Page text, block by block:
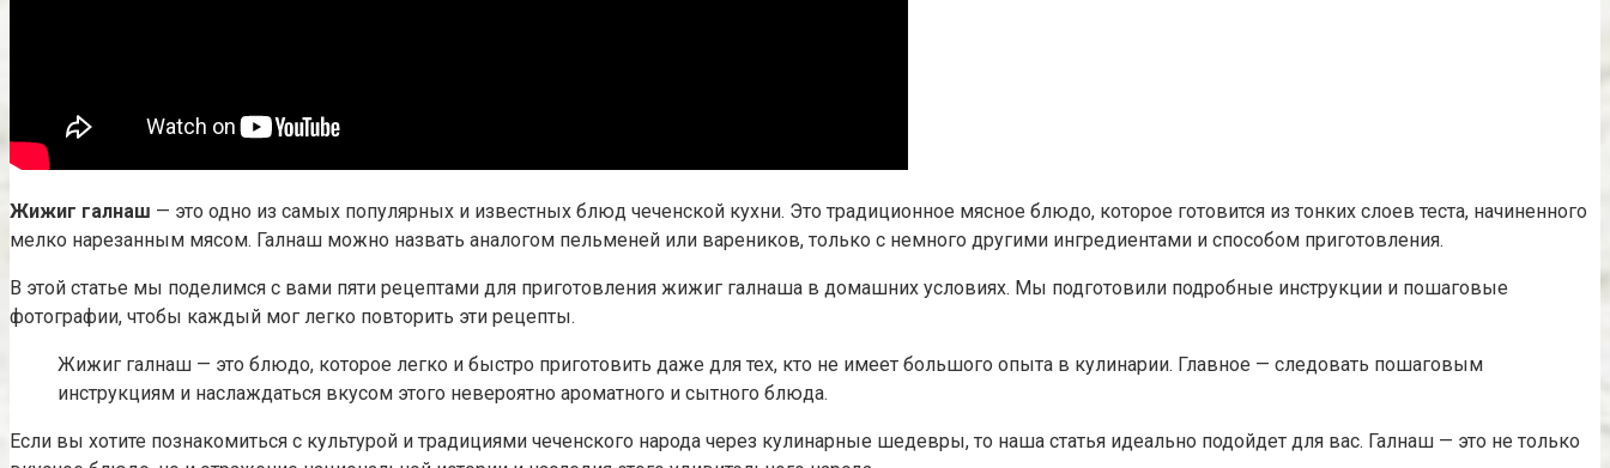
Жижиг галнаш — это одно из самых популярных и известных блюд чеченской кухни. Это традиционное мясное блюдо, которое готовится из тонких слоев теста, начиненного
мелко нарезанным мясом. Галнаш можно назвать аналогом пельменей или вареников, только с немного другими ингредиентами и способом приготовления.
В этой статье мы поделимся с вами пяти рецептами для приготовления жижиг галнаша в домашних условиях. Мы подготовили подробные инструкции и пошаговые
фотографии, чтобы каждый мог легко повторить эти рецепты.
Жижиг галнаш — это блюдо, которое легко и быстро приготовить даже для тех, кто не имеет большого опыта в кулинарии. Главное — следовать пошаговым
инструкциям и наслаждаться вкусом этого невероятно ароматного и сытного блюда.
Если вы хотите познакомиться с культурой и традициями чеченского народа через кулинарные шедевры, то наша статья идеально подойдет для вас. Галнаш — это не только